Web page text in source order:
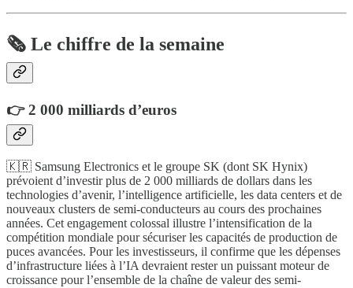
🗞️ Le chiffre de la semaine
👉2 000 milliards d’euros
🇰🇷 Samsung Electronics et le groupe SK (dont SK Hynix)
prévoient d’investir plus de 2 000 milliards de dollars dans les
technologies d’avenir, l’intelligence artificielle, les data centers et de
nouveaux clusters de semi-conducteurs au cours des prochaines
années. Cet engagement colossal illustre l’intensification de la
compétition mondiale pour sécuriser les capacités de production de
puces avancées. Pour les investisseurs, il confirme que les dépenses
d’infrastructure liées à l’IA devraient rester un puissant moteur de
croissance pour l’ensemble de la chaîne de valeur des semi-